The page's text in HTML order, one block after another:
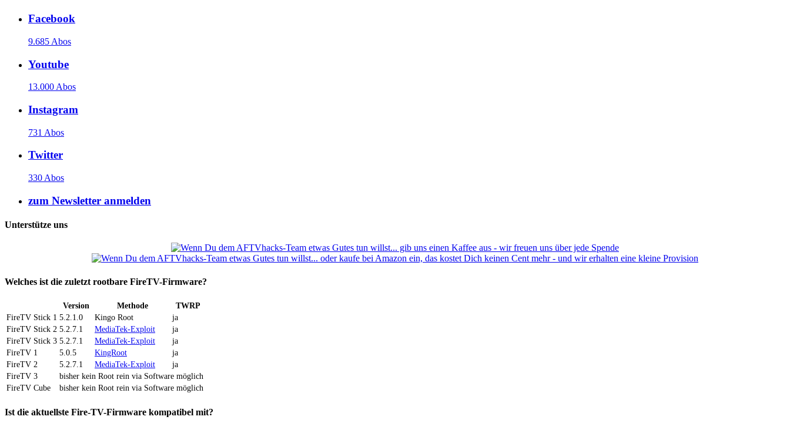
Facebook
9.685 Abos
Youtube
13.000 Abos
Instagram
731 Abos
Twitter
330 Abos
zum Newsletter anmelden
Unterstütze uns
Welches ist die zuletzt rootbare FireTV-Firmware?
Version Methode
TWRP
FireTV Stick 1 5.2.1.0 Kingo Root
ja
FireTV Stick 2 5.2.7.1 MediaTek-Exploit
ja
FireTV Stick 3 5.2.7.1 MediaTek-Exploit
ja
FireTV 1
5.0.5 KingRoot
ja
FireTV 2
5.2.7.1 MediaTek-Exploit
ja
FireTV 3
bisher kein Root rein via Software möglich
FireTV Cube
bisher kein Root rein via Software möglich
Ist die aktuellste Fire-TV-Firmware kompatibel mit?